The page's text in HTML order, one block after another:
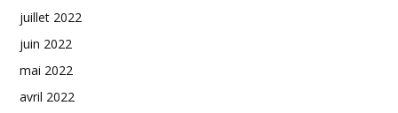
juillet 2022
juin 2022
mai 2022
avril 2022